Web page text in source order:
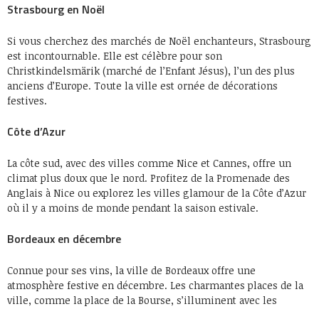
Strasbourg en Noël
Si vous cherchez des marchés de Noël enchanteurs, Strasbourg
est incontournable. Elle est célèbre pour son
Christkindelsmärik (marché de l’Enfant Jésus), l’un des plus
anciens d’Europe. Toute la ville est ornée de décorations
festives.
Côte d’Azur
La côte sud, avec des villes comme Nice et Cannes, offre un
climat plus doux que le nord. Profitez de la Promenade des
Anglais à Nice ou explorez les villes glamour de la Côte d’Azur
où il y a moins de monde pendant la saison estivale.
Bordeaux en décembre
Connue pour ses vins, la ville de Bordeaux offre une
atmosphère festive en décembre. Les charmantes places de la
ville, comme la place de la Bourse, s’illuminent avec les